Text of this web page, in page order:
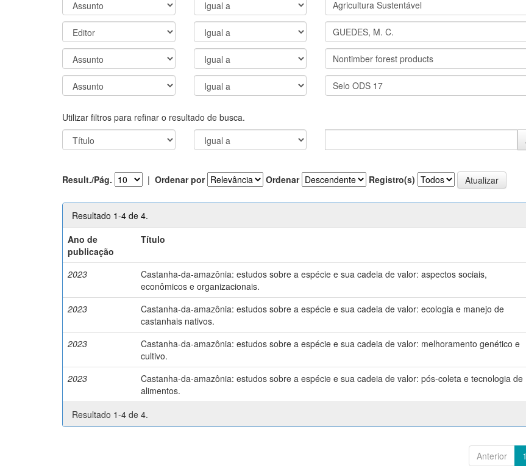
Utilizar filtros para refinar o resultado de busca.
Result./Pág. | Ordenar por Ordenar Registro(s)
Resultado 1-4 de 4.
Ano de
publicação
Título
2023
Castanha-da-amazônia: estudos sobre a espécie e sua cadeia de valor: aspectos sociais,
econômicos e organizacionais.
2023
Castanha-da-amazônia: estudos sobre a espécie e sua cadeia de valor: ecologia e manejo de
castanhais nativos.
2023
Castanha-da-amazônia: estudos sobre a espécie e sua cadeia de valor: melhoramento genético e
cultivo.
2023
Castanha-da-amazônia: estudos sobre a espécie e sua cadeia de valor: pós-coleta e tecnologia de
alimentos.
Resultado 1-4 de 4.
Anterior 1